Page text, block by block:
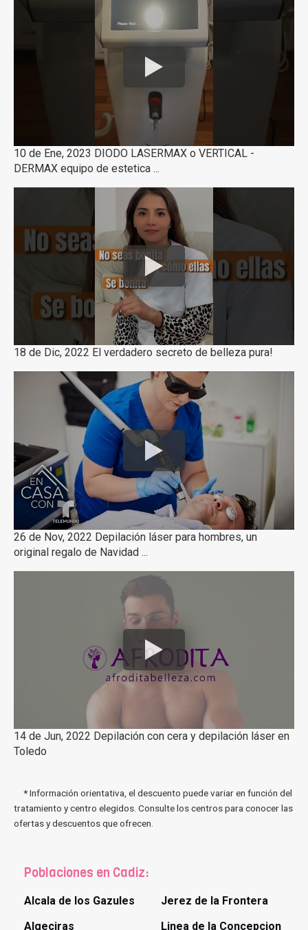
10 de Ene, 2023 DIODO LASERMAX o VERTICAL -
DERMAX equipo de estetica ...
18 de Dic, 2022 El verdadero secreto de belleza pura!
26 de Nov, 2022 Depilación láser para hombres, un
original regalo de Navidad ...
14 de Jun, 2022 Depilación con cera y depilación láser en
Toledo
* Información orientativa, el descuento puede variar en función del
tratamiento y centro elegidos. Consulte los centros para conocer las
ofertas y descuentos que ofrecen.
Poblaciones en Cadiz:
Alcala de los Gazules
Algeciras
Jerez de la Frontera
Linea de la Concepcion